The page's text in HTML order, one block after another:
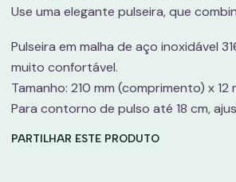
Use uma elegante pulseira, que
Pulseira em malha de aço inoxidável
muito confortável.
Tamanho: 210 mm (comprimento) x 12
Para contorno de pulso até 18 cm,
PARTILHAR ESTE PRODUTO